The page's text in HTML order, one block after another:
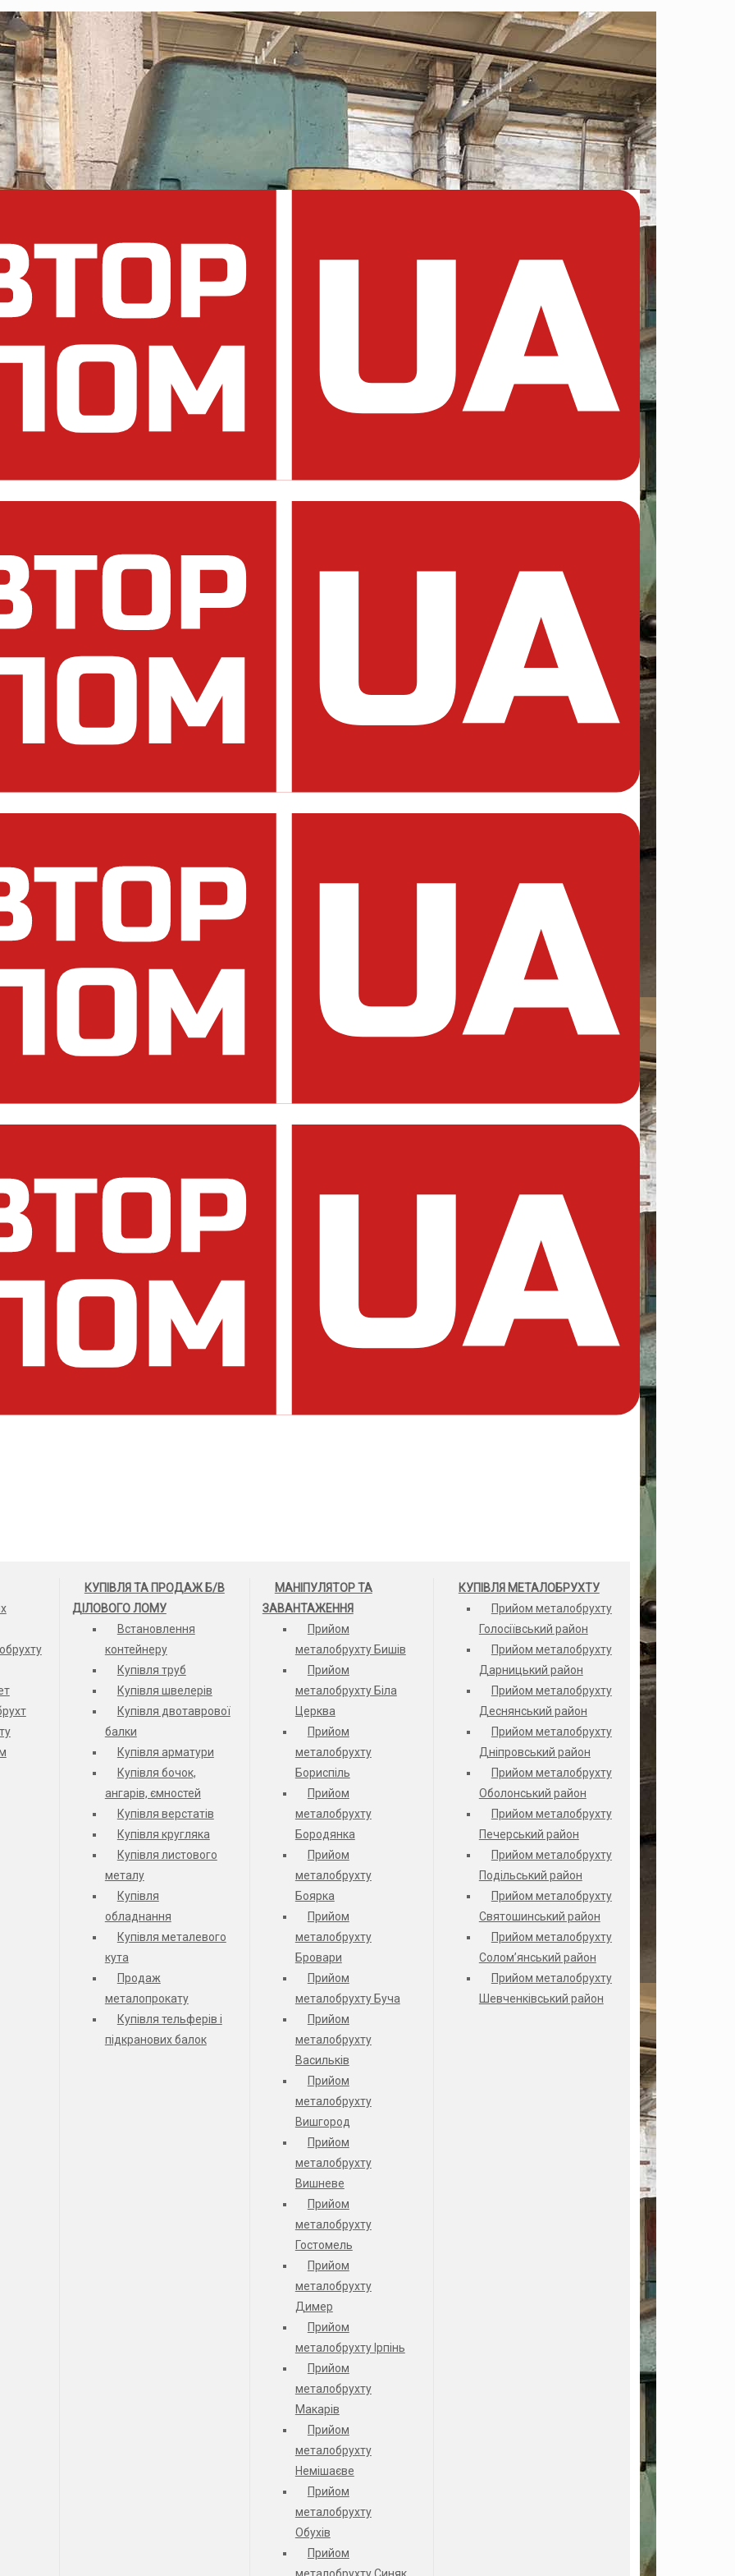
КУПІВЛЯ ТА ПРОДАЖ Б/В
ДІЛОВОГО ЛОМУ
Встановлення
контейнеру
Купівля труб
Купівля швелерів
Купівля двотаврової
балки
Купівля арматури
Купівля бочок,
ангарів, ємностей
Купівля верстатів
Купівля кругляка
Купівля листового
металу
Купівля
обладнання
Купівля металевого
кута
Продаж
металопрокату
Купівля тельферів і
підкранових балок
МАНІПУЛЯТОР ТА
ЗАВАНТАЖЕННЯ
Прийом
металобрухту Бишів
Прийом
металобрухту Біла
Церква
Прийом
металобрухту
Бориспіль
Прийом
металобрухту
Бородянка
Прийом
металобрухту
Боярка
Прийом
металобрухту
Бровари
Прийом
металобрухту Буча
Прийом
металобрухту
Васильків
Прийом
металобрухту
Вишгород
Прийом
металобрухту
Вишневе
Прийом
металобрухту
Гостомель
Прийом
металобрухту
Димер
Прийом
металобрухту Ірпінь
Прийом
металобрухту
Макарів
Прийом
металобрухту
Немішаєве
Прийом
металобрухту
Обухів
Прийом
КУПІВЛЯ МЕТАЛОБРУХТУ
Прийом металобрухту
Голосіївський район
Прийом металобрухту
Дарницький район
Прийом металобрухту
Деснянський район
Прийом металобрухту
Дніпровський район
Прийом металобрухту
Оболонський район
Прийом металобрухту
Печерський район
Прийом металобрухту
Подільський район
Прийом металобрухту
Святошинський район
Прийом металобрухту
Солом’янський район
Прийом металобрухту
Шевченківський район